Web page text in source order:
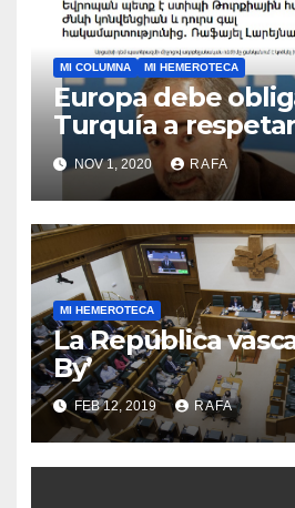
MI COLUMNA MI HEMEROTECA
Europa debe
Turquí­a a
Convención de la
retirarse del
NOV 1, 2020 RAFA
MI HEMEROTECA
La República
By’
FEB 12, 2019 RAFA